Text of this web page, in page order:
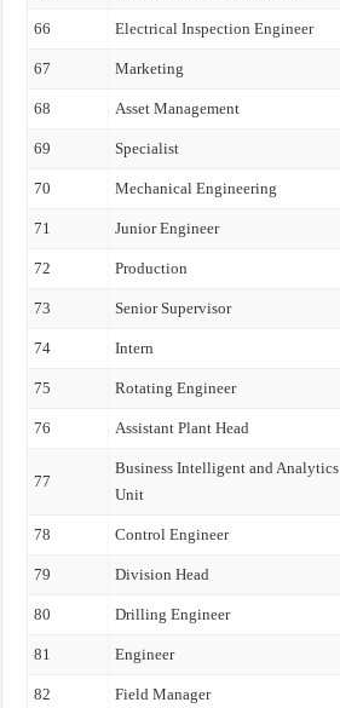
66 Electrical Inspection Engineer
67 Marketing
68 Asset Management
69 Specialist
70 Mechanical Engineering
71 Junior Engineer
72 Production
73 Senior Supervisor
74 Intern
75 Rotating Engineer
76 Assistant Plant Head
77
Business Intelligent and Analytics
Unit
78 Control Engineer
79 Division Head
80 Drilling Engineer
81 Engineer
82 Field Manager